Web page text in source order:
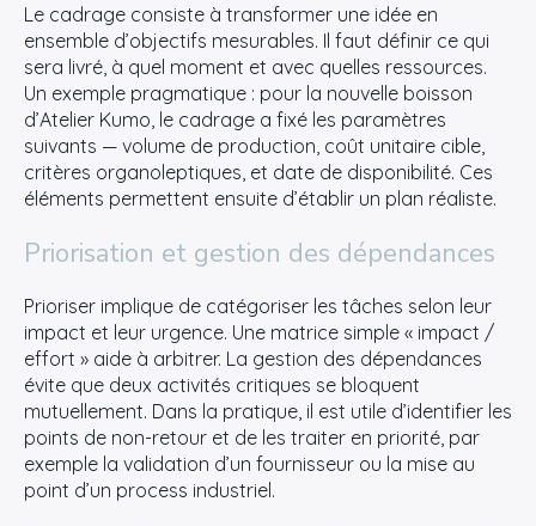
Le cadrage consiste à transformer une idée en
ensemble d’objectifs mesurables. Il faut définir ce qui
sera livré, à quel moment et avec quelles ressources.
Un exemple pragmatique : pour la nouvelle boisson
d’Atelier Kumo, le cadrage a fixé les paramètres
suivants — volume de production, coût unitaire cible,
critères organoleptiques, et date de disponibilité. Ces
éléments permettent ensuite d’établir un plan réaliste.
Priorisation et gestion des dépendances
Prioriser implique de catégoriser les tâches selon leur
impact et leur urgence. Une matrice simple « impact /
effort » aide à arbitrer. La gestion des dépendances
évite que deux activités critiques se bloquent
mutuellement. Dans la pratique, il est utile d’identifier les
points de non-retour et de les traiter en priorité, par
exemple la validation d’un fournisseur ou la mise au
point d’un process industriel.